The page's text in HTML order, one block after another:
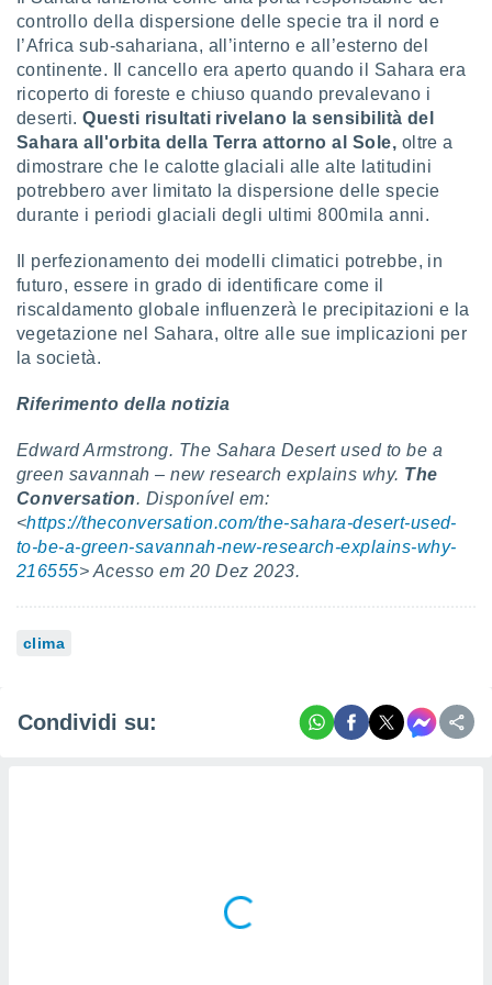
nostri
controllo della dispersione delle specie tra il nord e
l’Africa sub-sahariana, all’interno e all’esterno del
continente. Il cancello era aperto quando il Sahara era
ricoperto di foreste e chiuso quando prevalevano i
deserti.Questi risultati rivelano la sensibilità del
Sahara all'orbita della Terra attorno al Sole, oltre a
dimostrare che le calotte glaciali alle alte latitudini
potrebbero aver limitato la dispersione delle specie
durante i periodi glaciali degli ultimi 800mila anni.
Il perfezionamento dei modelli climatici potrebbe, in
futuro, essere in grado di identificare come il
riscaldamento globale influenzerà le precipitazioni e la
vegetazione nel Sahara, oltre alle sue implicazioni per
la società.
Riferimento della notizia
Edward Armstrong. The Sahara Desert used to be a
green savannah – new research explains why. The
Conversation. Disponível em:
<https://theconversation.com/the-sahara-desert-used-
to-be-a-green-savannah-new-research-explains-why-
216555> Acesso em 20 Dez 2023.
clima
Condividi su: